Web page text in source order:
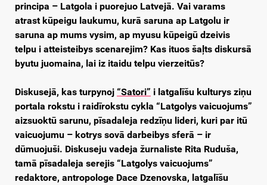
principa – Latgola i puorejuo Latvejā. Vai varams
atrast kūpeigu laukumu, kurā saruna ap Latgolu ir
saruna ap mums vysim, ap myusu kūpeigū dzeivis
telpu i atteisteibys scenarejim? Kas ituos šaļts diskursā
byutu juomaina, lai iz itaidu telpu vierzeitūs?
Diskusejā, kas turpynoj “Satori” i latgalīšu kulturys ziņu
portala rokstu i raidīrokstu cykla “Latgolys vaicuojums”
aizsuoktū sarunu, pīsadaleja redzīņu lideri, kuri par itū
vaicuojumu – kotrys sovā darbeibys sferā – ir
dūmuojuši. Diskuseju vadeja žurnaliste Rita Ruduša,
tamā pīsadaleja serejis “Latgolys vaicuojums”
redaktore, antropologe Dace Dzenovska, latgalīšu